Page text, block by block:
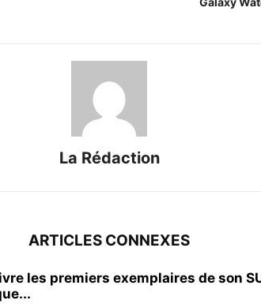
La Rédaction
ARTICLES CONNEXES
les premiers exemplaires de son